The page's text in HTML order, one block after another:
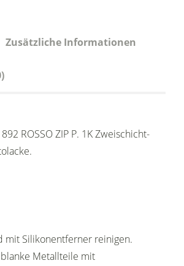
Zusätzliche Informationen
ROSSO ZIP P. 1K Zweischicht-
mit Silikonentferner reinigen.
Metallteile mit